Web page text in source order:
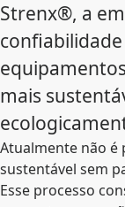
Strenx®, a
mais
Atualmente não é
sustentável sem
Esse processo